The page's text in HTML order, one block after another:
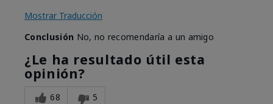
Mostrar Traducción
Conclusión No, no recomendaría a un amigo
¿Le ha resultado útil esta
opinión?
68 5